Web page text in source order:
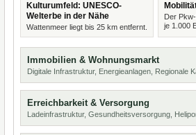
Kulturumfeld: UNESCO-
Welterbe in der Nähe
Wattenmeer liegt bis 25 km entfernt.
Der
je 1.000
Immobilien & Wohnungsmarkt
Digitale Infrastruktur, Energieanlagen, Regionale
Erreichbarkeit & Versorgung
Ladeinfrastruktur, Gesundheitsversorgung,